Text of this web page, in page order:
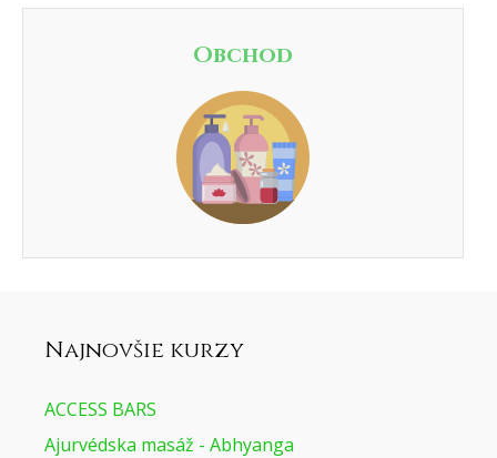
Obchod
Najnovšie kurzy
ACCESS BARS
Ajurvédska masáž - Abhyanga